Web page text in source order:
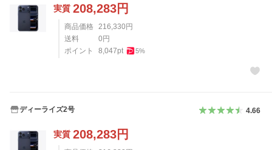
実質 208,283円
商品価格 216,330円
送料
0円
ポイント
8,047pt 5%
ディーライズ2号 4.66
実質 208,283円